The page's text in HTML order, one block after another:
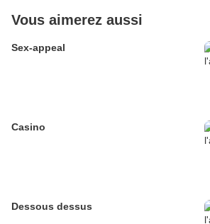
Vous aimerez aussi
Sex-appeal
Casino
Dessous dessus